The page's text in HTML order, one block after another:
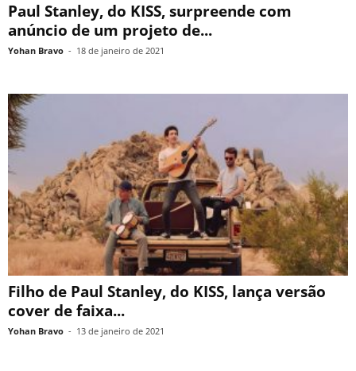
Paul Stanley, do KISS, surpreende com
anúncio de um projeto de...
Yohan Bravo - 18 de janeiro de 2021
Filho de Paul Stanley, do KISS, lança versão
cover de faixa...
Yohan Bravo - 13 de janeiro de 2021